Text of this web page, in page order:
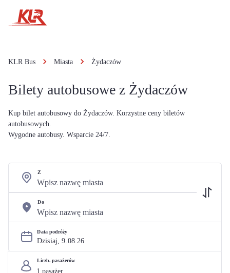
KLR Bus Miasta Żydaczów
Bilety autobusowe z Żydaczów
Kup bilet autobusowy do Żydaczów. Korzystne ceny biletów
autobusowych.
Wygodne autobusy. Wsparcie 24/7.
Z
Do
Data podróży
Dzisiaj, 9.08.26
Liczb. pasażerów